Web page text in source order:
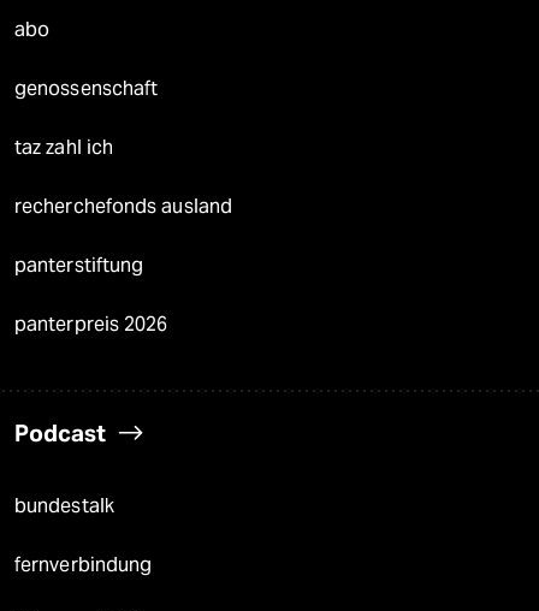
abo
genossenschaft
taz zahl ich
recherchefonds ausland
panterstiftung
panterpreis 2026
Podcast
bundestalk
fernverbindung